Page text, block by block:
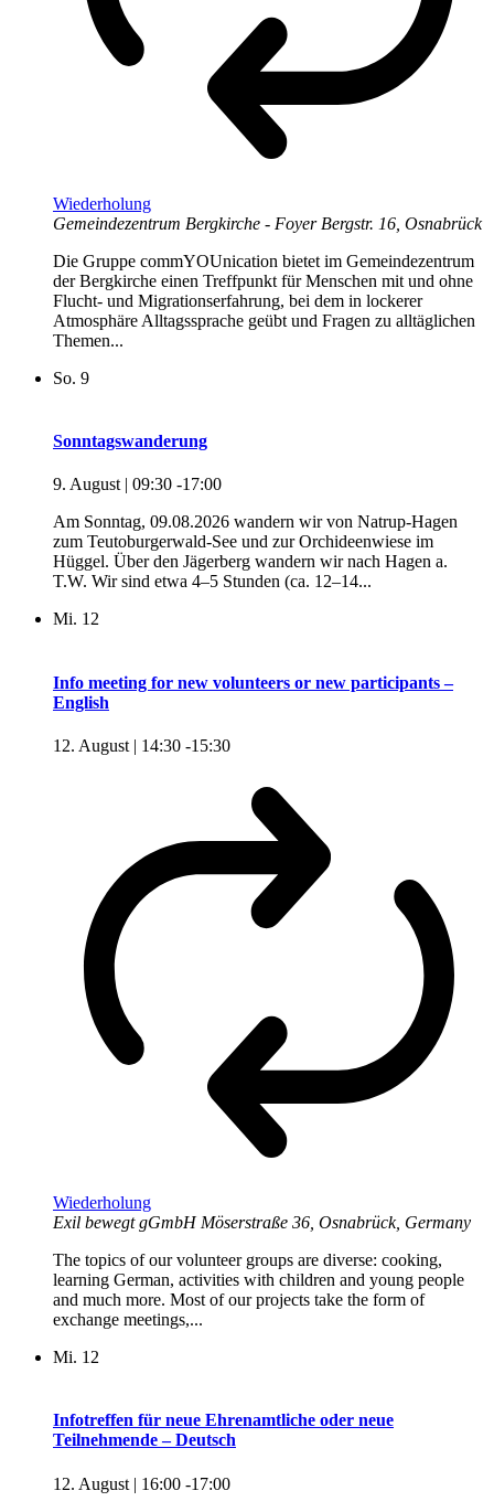
Wiederholung
Gemeindezentrum Bergkirche - Foyer Bergstr. 16, Osnabrück
Die Gruppe commYOUnication bietet im Gemeindezentrum
der Bergkirche einen Treffpunkt für Menschen mit und ohne
Flucht- und Migrationserfahrung, bei dem in lockerer
Atmosphäre Alltagssprache geübt und Fragen zu alltäglichen
Themen...
So. 9
Sonntagswanderung
9. August | 09:30 -17:00
Am Sonntag, 09.08.2026 wandern wir von Natrup-Hagen
zum Teutoburgerwald-See und zur Orchideenwiese im
Hüggel. Über den Jägerberg wandern wir nach Hagen a.
T.W. Wir sind etwa 4–5 Stunden (ca. 12–14...
Mi. 12
Info meeting for new volunteers or new participants –
English
12. August | 14:30 -15:30
Wiederholung
Exil bewegt gGmbH Möserstraße 36, Osnabrück, Germany
The topics of our volunteer groups are diverse: cooking,
learning German, activities with children and young people
and much more. Most of our projects take the form of
exchange meetings,...
Mi. 12
Infotreffen für neue Ehrenamtliche oder neue
Teilnehmende – Deutsch
12. August | 16:00 -17:00